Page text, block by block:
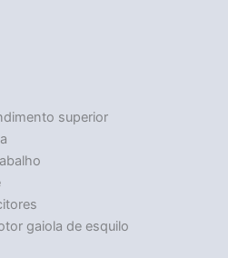
superior
gaiola de esquilo